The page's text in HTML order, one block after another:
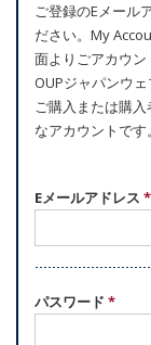
マ
リ
ー
タ
ブ
ご登録のEメール
ださい。My
面よりごアカウン
OUPジャパンウ
ご購入または購
なアカウントです。
Eメールアドレス *
パスワード *